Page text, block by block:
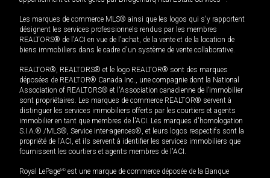
Les marques de commerce MLS® ainsi que les logos qui s'y rapportent
désignent les services professionnels rendus par les membres
REALTORS® de l'ACI en vue de l'achat, de la vente et de la location de
biens immobiliers dans le cadre d'un système de vente collaborative.
REALTOR®, REALTORS® et le logo REALTOR® sont des marques
déposées de REALTOR® Canada Inc., une compagnie dont la National
Association of REALTORS® et l'Association canadienne de l’immobilier
sont propriétaires. Les marques de commerce REALTOR® servent à
distinguer les services immobiliers offerts par les courtiers et agents
immobilier en tant que membres de l'ACI. Les marques d'homologation
S.I.A.® /MLS®, Service inter-agences®, et leurs logos respectifs sont la
propriété de l'ACI, et ils servent à identifier les services immobiliers que
fournissent les courtiers et agents membres de l'ACI.
Royal LePageMD est une marque de commerce déposée de la Banque